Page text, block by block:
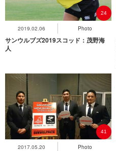
2019.02.06 Photo
24
サンウルブズ2019スコッド：茂野海
人
2017.05.20 Photo
41